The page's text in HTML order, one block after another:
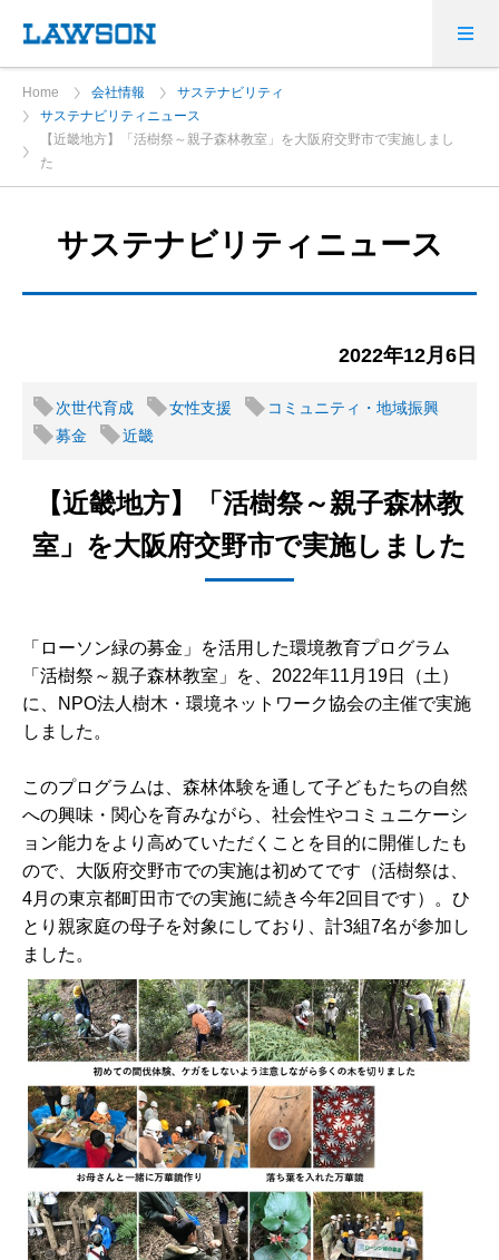
Home 会社情報
サステナビリティ
サステナビリティニュース
【近畿地方】「活樹祭～親子森林教室」を大阪府交野市で実施しまし
た
サステナビリティニュース
2022年12月6日
次世代育成 女性支援
コミュニティ・地域振興
募金
近畿
【近畿地方】「活樹祭～親子森林教
室」を大阪府交野市で実施しました
「ローソン緑の募金」を活用した環境教育プログラム
「活樹祭～親子森林教室」を、2022年11月19日（土）
に、NPO法人樹木・環境ネットワーク協会の主催で実施
しました。
このプログラムは、森林体験を通して子どもたちの自然
への興味・関心を育みながら、社会性やコミュニケーシ
ョン能力をより高めていただくことを目的に開催したも
ので、大阪府交野市での実施は初めてです（活樹祭は、
4月の東京都町田市での実施に続き今年2回目です）。ひ
とり親家庭の母子を対象にしており、計3組7名が参加し
ました。